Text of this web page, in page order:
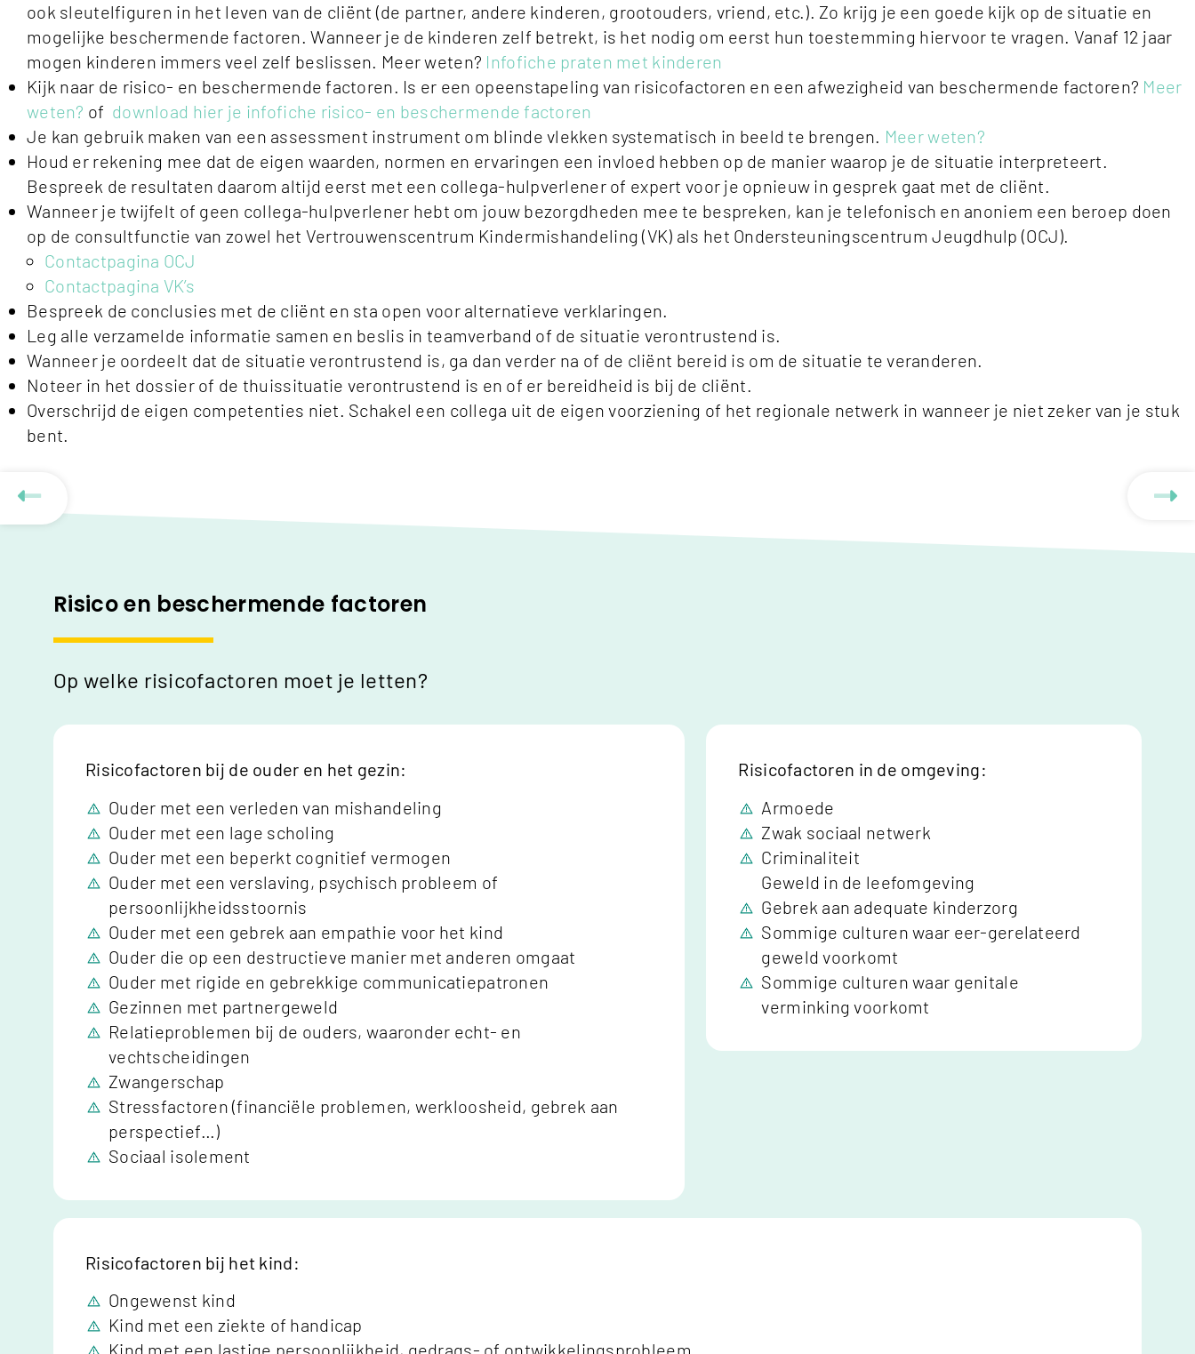
ook sleutelfiguren in het leven van de cliënt (de partner, andere kinderen, grootouders, vriend, etc.). Zo krijg je een goede kijk op de situatie en
mogelijke beschermende factoren. Wanneer je de kinderen zelf betrekt, is het nodig om eerst hun toestemming hiervoor te vragen. Vanaf 12 jaar
mogen kinderen immers veel zelf beslissen. Meer weten? Infofiche praten met kinderen
Kijk naar de risico- en beschermende factoren. Is er een opeenstapeling van risicofactoren en een afwezigheid van beschermende factoren? Meer
weten? of download hier je infofiche risico- en beschermende factoren
Je kan gebruik maken van een assessment instrument om blinde vlekken systematisch in beeld te brengen. Meer weten?
Houd er rekening mee dat de eigen waarden, normen en ervaringen een invloed hebben op de manier waarop je de situatie interpreteert.
Bespreek de resultaten daarom altijd eerst met een collega-hulpverlener of expert voor je opnieuw in gesprek gaat met de cliënt.
Wanneer je twijfelt of geen collega-hulpverlener hebt om jouw bezorgdheden mee te bespreken, kan je telefonisch en anoniem een beroep doen
op de consultfunctie van zowel het Vertrouwenscentrum Kindermishandeling (VK) als het Ondersteuningscentrum Jeugdhulp (OCJ).
Contactpagina OCJ
Contactpagina VK’s
Bespreek de conclusies met de cliënt en sta open voor alternatieve verklaringen.
Leg alle verzamelde informatie samen en beslis in teamverband of de situatie verontrustend is.
Wanneer je oordeelt dat de situatie verontrustend is, ga dan verder na of de cliënt bereid is om de situatie te veranderen.
Noteer in het dossier of de thuissituatie verontrustend is en of er bereidheid is bij de cliënt.
Overschrijd de eigen competenties niet. Schakel een collega uit de eigen voorziening of het regionale netwerk in wanneer je niet zeker van je stuk
bent.
Risico en beschermende factoren
Op welke risicofactoren moet je letten?
Risicofactoren bij de ouder en het gezin:
Ouder met een verleden van mishandeling
Ouder met een lage scholing
Ouder met een beperkt cognitief vermogen
Ouder met een verslaving, psychisch probleem of
persoonlijkheidsstoornis
Ouder met een gebrek aan empathie voor het kind
Ouder die op een destructieve manier met anderen omgaat
Ouder met rigide en gebrekkige communicatiepatronen
Gezinnen met partnergeweld
Relatieproblemen bij de ouders, waaronder echt- en
vechtscheidingen
Zwangerschap
Stressfactoren (financiële problemen, werkloosheid, gebrek aan
perspectief…)
Sociaal isolement
Risicofactoren in de omgeving:
Armoede
Zwak sociaal netwerk
Criminaliteit
Geweld in de leefomgeving
Gebrek aan adequate kinderzorg
Sommige culturen waar eer-gerelateerd
geweld voorkomt
Sommige culturen waar genitale
verminking voorkomt
Risicofactoren bij het kind:
Ongewenst kind
Kind met een ziekte of handicap
Kind met een lastige persoonlijkheid, gedrags- of ontwikkelingsprobleem